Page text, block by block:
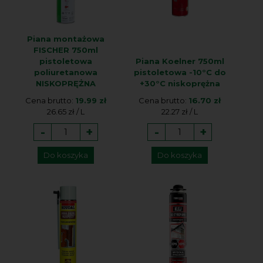
Piana montażowa
FISCHER 750ml
pistoletowa
poliuretanowa
NISKOPRĘŻNA
Cena brutto: 19.99 zł
26.65 zł / L
- +
Do koszyka
Piana Koelner 750ml
pistoletowa -10°C do
+30°C niskoprężna
Cena brutto: 16.70 zł
22.27 zł / L
- +
Do koszyka